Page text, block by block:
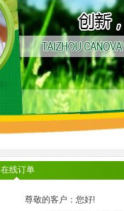
在线订单
尊敬的客户：您好!